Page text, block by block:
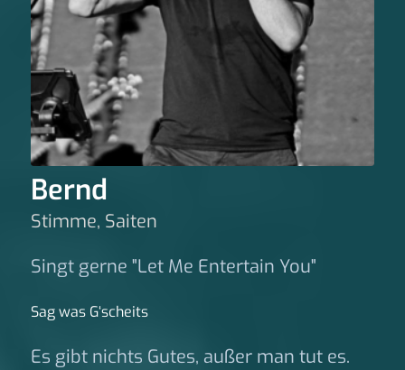
Bernd
Stimme, Saiten
Singt gerne "Let Me Entertain You"
Sag was G‘scheits
Es gibt nichts Gutes, außer man tut es.